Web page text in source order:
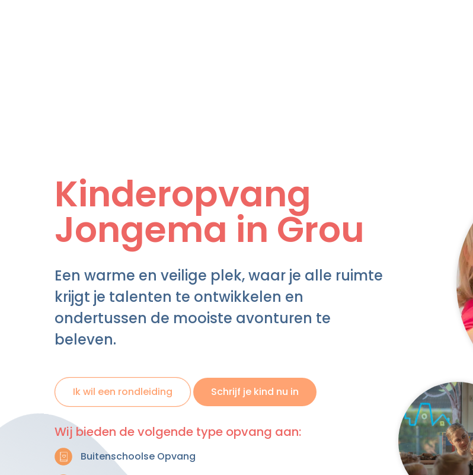
Kinderopvang
Jongema in Grou
Een warme en veilige plek, waar je alle ruimte
krijgt je talenten te ontwikkelen en
ondertussen de mooiste avonturen te
beleven.
Ik wil een rondleiding Schrijf je kind nu in
Wij bieden de volgende type opvang aan:
Buitenschoolse Opvang